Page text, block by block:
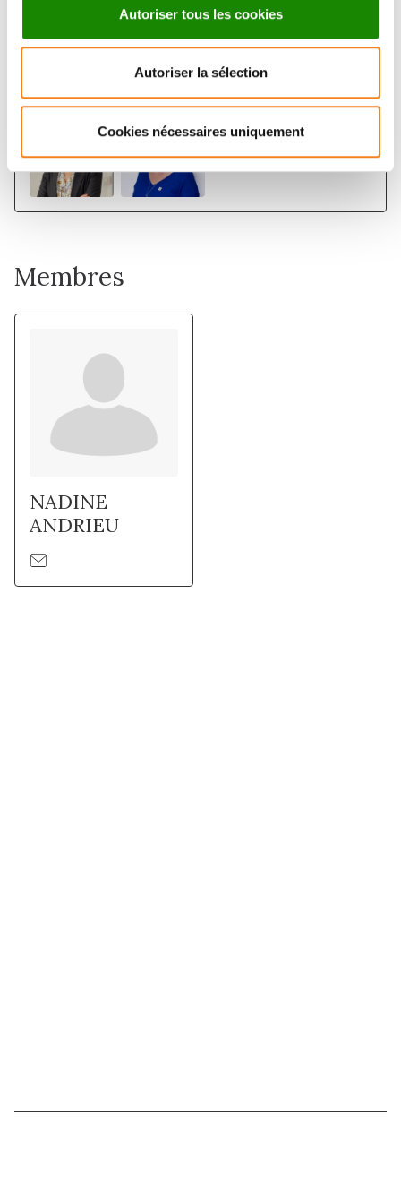
Autoriser tous les cookies
Autoriser la sélection
Cookies nécessaires uniquement
FABIENNE LESUEUR
SÉVERINE EON-MARCHAIS
Membres
NADINE
ANDRIEU